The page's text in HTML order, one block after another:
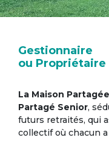
Gestionnaire
ou Propriétaire
La Maison Partagée
Partagé Senior,
futurs retraités, qui
collectif où chacun